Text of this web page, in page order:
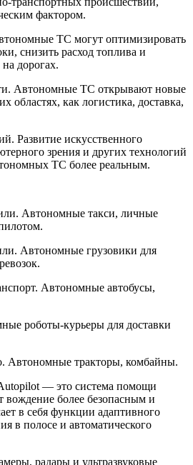
фактором.
ТС могут оптимизировать
снизить расход топлива и
дорогах.
Автономные ТС открывают новые
областях, как логистика, доставка,
Развитие искусственного
зрения и других технологий
ТС более реальным.
Автономные такси, личные
Автономные грузовики для
Автономные автобусы,
роботы-курьеры для доставки
Автономные тракторы, комбайны.
— это система помощи
вождение более безопасным и
в себя функции адаптивного
в полосе и автоматического
радары и ультразвуковые